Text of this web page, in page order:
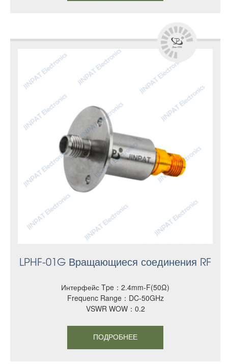
LPHF-01G Вращающиеся соединения RF
Интерфейс Tpe：2.4mm-F(50Ω)
Frequenc Range：DC-50GHz
VSWR WOW：0.2
ПОДРОБНЕЕ